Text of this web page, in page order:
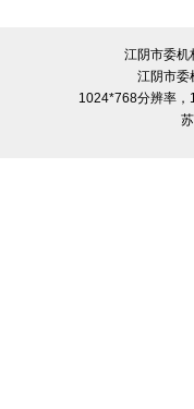
江阴市委机
江阴市委
1024*768分辨率，